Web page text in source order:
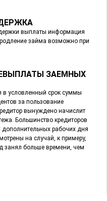
выплаты информация
займа возможно при
ЗАЕМНЫХ
в условленный срок суммы
за пользование
вынуждено начислит
Большинство кредиторов
дополнительных рабочих дня
на случай, к примеру,
занял больше времени, чем